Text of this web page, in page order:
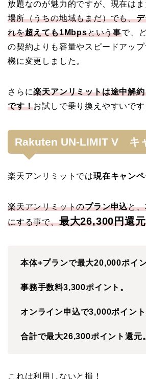
放題なのが魅力的ですが、現在は
場所（うちの地域もまだ）でも、
れを超えても1Mbpsという事で、
の契約よりも容量やスピードアッ
機に変更しました。
さらに楽天アンリミットは途中解
です！お試しで乗り換えやすいです
Rakuten UN-LIMIT V キ
楽天アンリミットでは現在キャンペ
楽天アンリミットのプラン申込と、
にする事で、最大26,300円還元
本体+プランで最大20,000ポイン
事務手数料3,300ポイント。
オンライン申込で3,000ポイント
合計で最大26,300ポイント還元。
これは利用しないと損！